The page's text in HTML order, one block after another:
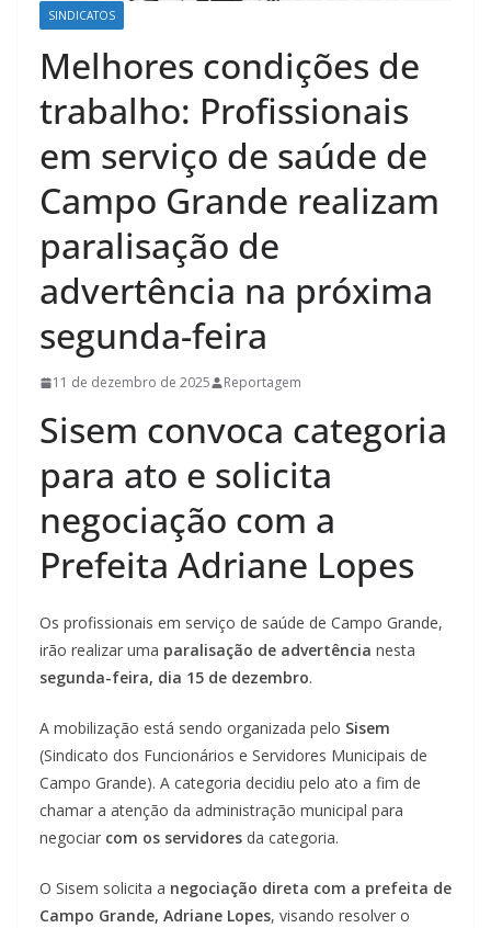
SINDICATOS
Melhores condições de
trabalho: Profissionais
em serviço de saúde de
Campo Grande realizam
paralisação de
advertência na próxima
segunda-feira
11 de dezembro de 2025 Reportagem
Sisem convoca categoria
para ato e solicita
negociação com a
Prefeita Adriane Lopes
Os profissionais em serviço de saúde de Campo Grande,
irão realizar uma paralisação de advertência nesta
segunda-feira, dia 15 de dezembro.
A mobilização está sendo organizada pelo Sisem
(Sindicato dos Funcionários e Servidores Municipais de
Campo Grande). A categoria decidiu pelo ato a fim de
chamar a atenção da administração municipal para
negociar com os servidores da categoria.
O Sisem solicita a negociação direta com a prefeita de
Campo Grande, Adriane Lopes, visando resolver o